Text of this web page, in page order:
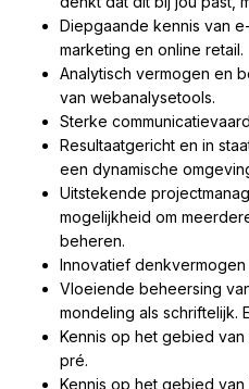
Diepgaande kennis van
marketing en online retail.
Analytisch vermogen en
van webanalysetools.
Sterke
Resultaatgericht en in
een dynamische
Uitstekende
mogelijkheid om
beheren.
Innovatief
Vloeiende beheersing
mondeling als schriftelijk.
Kennis op het gebied
pré.
Kennis op het gebied